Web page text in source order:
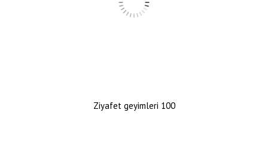
Ziyafet geyimleri 100